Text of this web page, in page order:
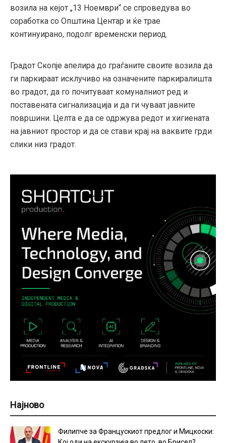
возила на кејот „13 Ноември“ се спроведува во
соработка со Општина Центар и ќе трае
континуирано, подолг временски период.
Градот Скопје апелира до граѓаните своите возила да
ги паркираат исклучиво на означените паркиралишта
во градот, да го почитуваат комуналниот ред и
поставената сигнализација и да ги чуваат јавните
површини. Целта е да се одржува редот и хигиената
на јавниот простор и да се стави крај на ваквите грди
слики низ градот.
Најново
Филипче за Францускиот предлог и Мицкоски: